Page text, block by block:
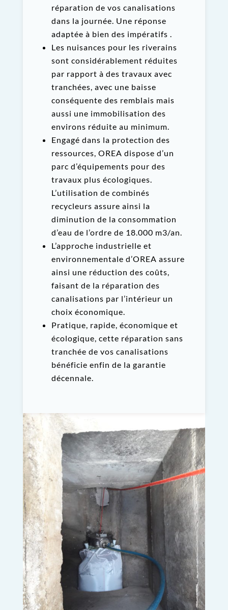
réparation de vos canalisations
dans la journée. Une réponse
adaptée à bien des impératifs .
Les nuisances pour les riverains
sont considérablement réduites
par rapport à des travaux avec
tranchées, avec une baisse
conséquente des remblais mais
aussi une immobilisation des
environs réduite au minimum.
Engagé dans la protection des
ressources, OREA dispose d’un
parc d’équipements pour des
travaux plus écologiques.
L’utilisation de combinés
recycleurs assure ainsi la
diminution de la consommation
d’eau de l’ordre de 18.000 m3/an.
L’approche industrielle et
environnementale d’OREA assure
ainsi une réduction des coûts,
faisant de la réparation des
canalisations par l’intérieur un
choix économique.
Pratique, rapide, économique et
écologique, cette réparation sans
tranchée de vos canalisations
bénéficie enfin de la garantie
décennale.